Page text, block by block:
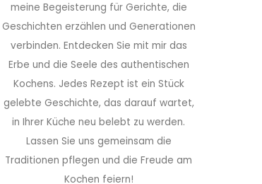
meine Begeisterung für Gerichte, die
Geschichten erzählen und Generationen
verbinden. Entdecken Sie mit mir das
Erbe und die Seele des authentischen
Kochens. Jedes Rezept ist ein Stück
gelebte Geschichte, das darauf wartet,
in Ihrer Küche neu belebt zu werden.
Lassen Sie uns gemeinsam die
Traditionen pflegen und die Freude am
Kochen feiern!